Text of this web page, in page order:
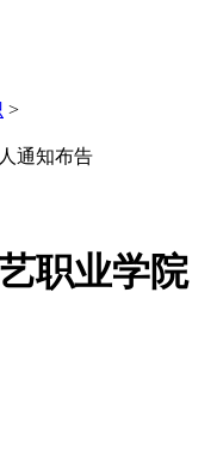
>
通知布告
职业学院